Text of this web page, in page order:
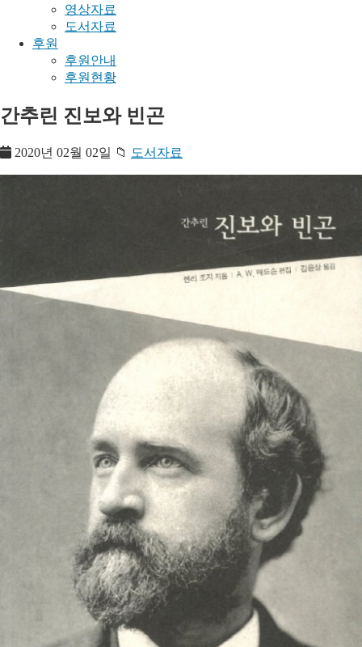
영상자료
도서자료
후원
후원안내
후원현황
간추린 진보와 빈곤
2020년 02월 02일 📁 도서자료